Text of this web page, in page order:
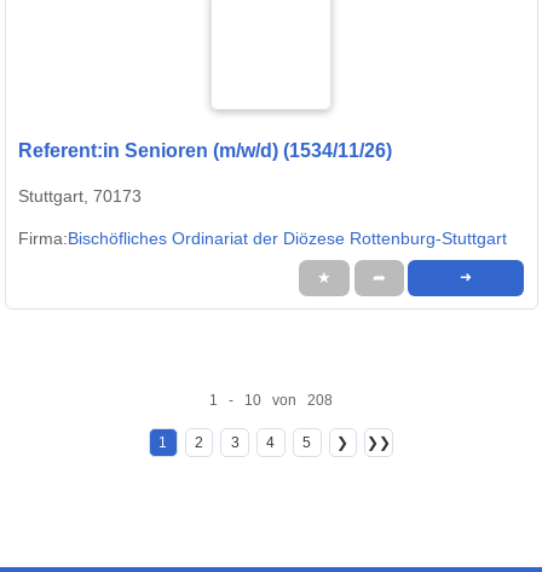
Referent:in Senioren (m/w/d) (1534/11/26)
Stuttgart, 70173
Firma:Bischöfliches Ordinariat der Diözese Rottenburg-Stuttgart
★ ➦ ➜
1 - 10 von 208
1 2 3 4 5 ❯ ❯❯